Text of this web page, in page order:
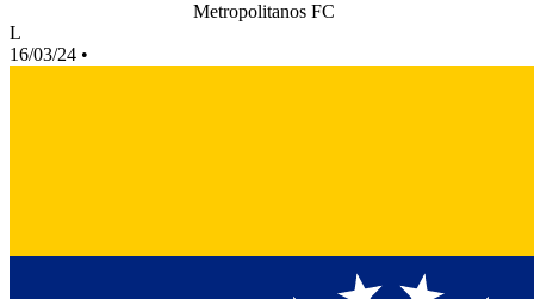
Metropolitanos FC
L
16/03/24 •